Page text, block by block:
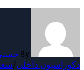
دکوراسیون داخلی/